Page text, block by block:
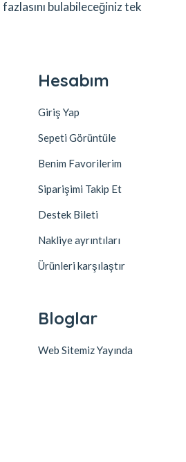
bulabileceğiniz tek
Hesabım
Giriş Yap
Sepeti Görüntüle
Benim Favorilerim
Siparişimi Takip Et
Destek Bileti
Nakliye ayrıntıları
Ürünleri karşılaştır
Bloglar
Web Sitemiz Yayında